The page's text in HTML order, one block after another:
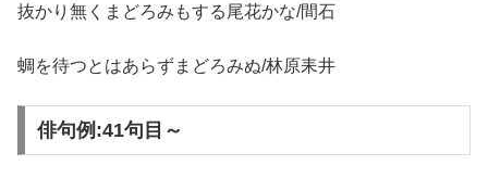
抜かり無くまどろみもする尾花かな/間石
蜩を待つとはあらずまどろみぬ/林原耒井
俳句例:41句目～